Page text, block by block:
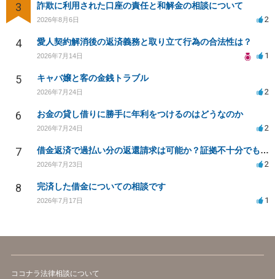
3 詐欺に利用された口座の責任と和解金の相談について
2026年8月6日 2
4 愛人契約解消後の返済義務と取り立て行為の合法性は？
2026年7月14日 1
5 キャバ嬢と客の金銭トラブル
2026年7月24日 2
6 お金の貸し借りに勝手に年利をつけるのはどうなのか
2026年7月24日 2
7 借金返済で過払い分の返還請求は可能か？証拠不十分でも弁護士に相談したい
2026年7月23日 2
8 完済した借金についての相談です
2026年7月17日 1
ココナラ法律相談について